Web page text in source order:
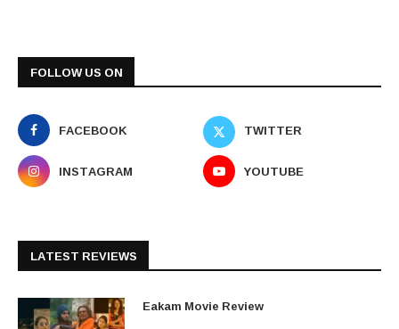
FOLLOW US ON
FACEBOOK
TWITTER
INSTAGRAM
YOUTUBE
LATEST REVIEWS
Eakam Movie Review